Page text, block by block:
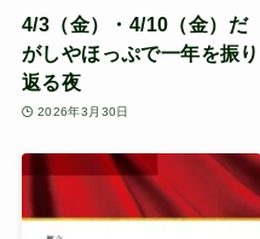
4/3（金）・4/10（金）だ
がしやほっぷで一年を振り
返る夜
2026年3月30日